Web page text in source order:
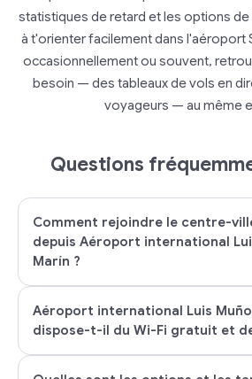
statistiques de retard et les options
à t'orienter facilement dans l'aéroport
occasionnellement ou souvent,
besoin — des tableaux de vols en
voyageurs — au même
Questions
Comment rejoindre le centre-
depuis Aéroport international
Marín ?
Aéroport international Luis
dispose-t-il du Wi-Fi gratuit et